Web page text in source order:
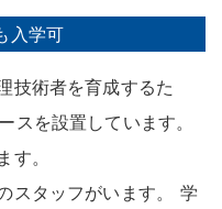
入学可
技術者を育成するた
スを設置しています。
す。
スタッフがいます。
学